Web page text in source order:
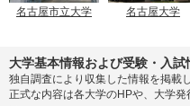
名古屋市立大学 名古屋大学
大学基本情報および受験・入試
独自調査により収集した情報を掲載
正式な内容は各大学のHPや、大学